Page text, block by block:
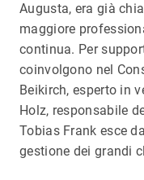
Augusta, era già
maggiore
continua. Per
coinvolgono nel
Beikirch, esperto in
Holz, responsabile
Tobias Frank esce
gestione dei grandi